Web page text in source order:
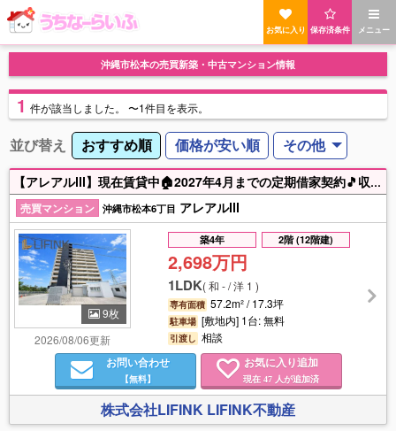
メニュー
保存済条件
お気に入り
沖縄市松本の売買新築・中古マンション情報
1 件が該当しました。 〜1件目を表示。
並び替え おすすめ順 価格が安い順 その他
【アレアルⅢ】現在賃貸中🏠2027年4月までの定期借家契約🎵収益用としても自己居住用としてもご検討頂けます🔥築浅の2,000万円✨内覧は現状不可です！LIFINKではオンライン面談可能！！お気軽にお問い合わせ下さい🔥
売買マンション 沖縄市松本6丁目 アレアルⅢ
9枚
2026/08/06更新
築4年 2階 (12階建)
2,698万円
1LDK(和 - / 洋 1 )
専有面積 57.2m² / 17.3坪
駐車場 [敷地内] 1台: 無料
引渡し 相談
お問い合わせ
【無料】
お気に入り追加
現在 47人が追加済
株式会社LIFINK LIFINK不動産